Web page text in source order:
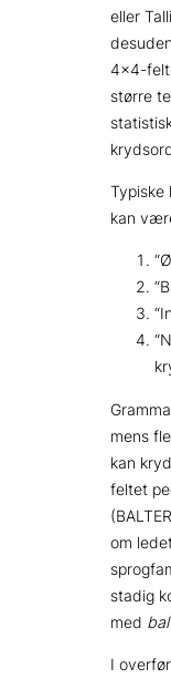
eller
4×4-
større
Typiske
kan
mens
kan
feltet
om
stadig
med
I